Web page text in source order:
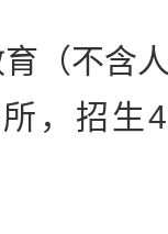
不含人
，招生